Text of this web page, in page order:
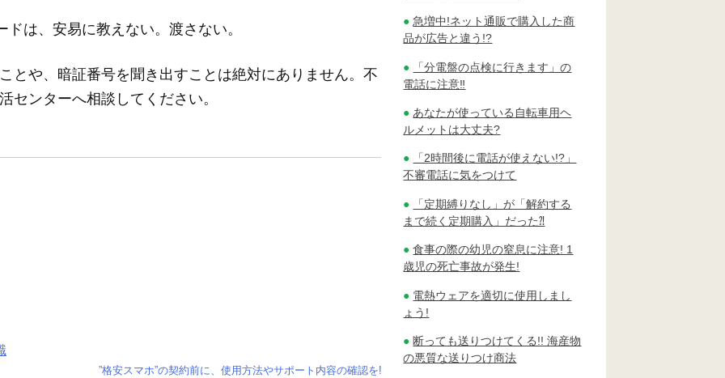
は、安易に教えない。渡さない。
とや、暗証番号を聞き出すことは絶対にありません。不
センターへ相談してください。
”格安スマホ”の契約前に、使用方法やサポート内容の確認を!
急増中!ネット通販で購入した商
品が広告と違う!?
「分電盤の点検に行きます」の
電話に注意‼
あなたが使っている自転車用ヘ
ルメットは大丈夫?
「2時間後に電話が使えない!?」
不審電話に気をつけて
「定期縛りなし」が「解約する
まで続く定期購入」だった⁈
食事の際の幼児の窒息に注意! 1
歳児の死亡事故が発生!
電熱ウェアを適切に使用しまし
ょう!
断っても送りつけてくる!! 海産物
の悪質な送りつけ商法